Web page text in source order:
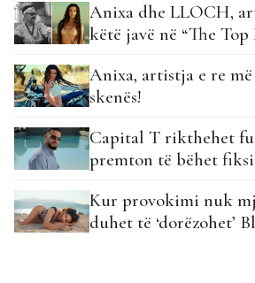
Anixa dhe LLOCH,
këtë javë në “The Top
Anixa, artistja e re më
skenës!
Capital T rikthehet
premton të bëhet
Kur provokimi nuk
duhet të ‘dorëzohet’